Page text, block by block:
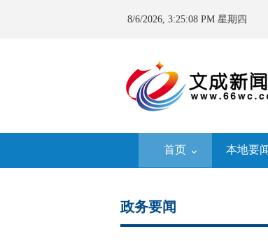
8/6/2026, 3:25:09 PM 星期四
首页 本地要
政务要闻